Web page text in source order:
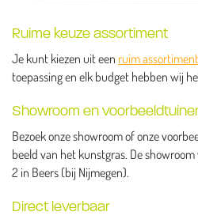
Ruime keuze assortiment
Je kunt kiezen uit een ruim
toepassing en elk budget hebben wij
Showroom en
Bezoek onze showroom of onze
beeld van het kunstgras. De
2 in Beers (bij Nijmegen).
Direct leverbaar